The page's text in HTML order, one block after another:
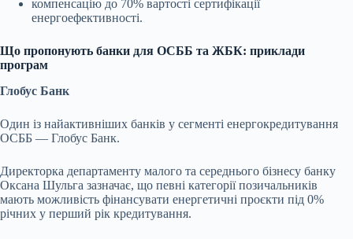
компенсацію до 70% вартості сертифікації
енергоефективності.
Що пропонують банки для ОСББ та ЖБК: приклади
програм
Глобус Банк
Один із найактивніших банків у сегменті енергокредитування
ОСББ — Глобус Банк.
Директорка департаменту малого та середнього бізнесу банку
Оксана Шульга зазначає, що певні категорії позичальників
мають можливість фінансувати енергетичні проєкти під 0%
річних у перший рік кредитування.